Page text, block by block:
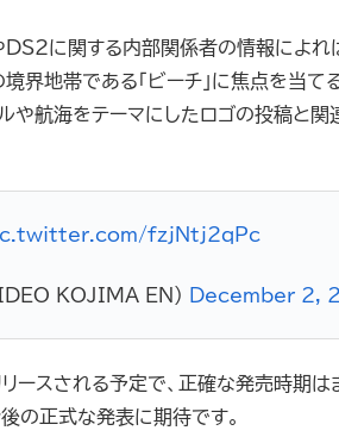
に関する内部関係者の情報によれ
界地帯である「ビーチ」に焦点を当て
や航海をテーマにしたロゴの投稿と
fzjNtj2qPc
December 2,
スされる予定で、正確な発売時期は
の正式な発表に期待です。